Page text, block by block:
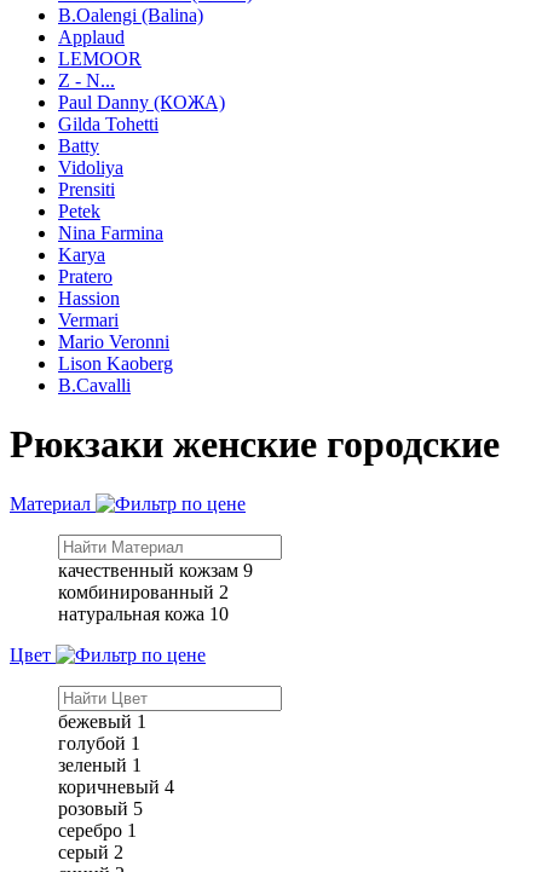
B.Oalengi (Balina)
Applaud
LEMOOR
Z - N...
Paul Danny (КОЖА)
Gilda Tohetti
Batty
Vidoliya
Prensiti
Petek
Nina Farmina
Karya
Pratero
Hassion
Vermari
Mario Veronni
Lison Kaoberg
B.Cavalli
Рюкзаки женские городские
Материал
качественный кожзам 9
комбинированный 2
натуральная кожа 10
Цвет
бежевый 1
голубой 1
зеленый 1
коричневый 4
розовый 5
серебро 1
серый 2